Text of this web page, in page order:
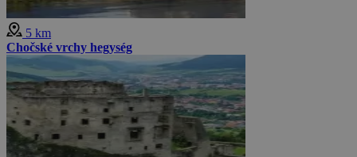
5 km
Chočské vrchy hegység